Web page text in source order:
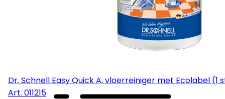
Dr. Schnell Easy Quick A, vloerreiniger met
Art. 011215